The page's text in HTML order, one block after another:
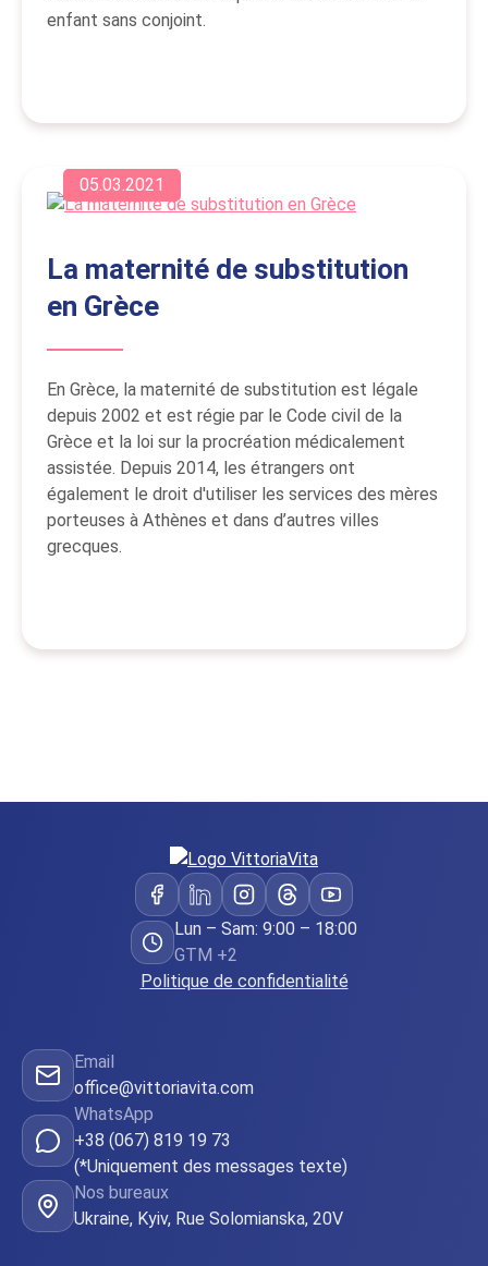
enfant sans conjoint.
05.03.2021
La maternité de substitution
en Grèce
En Grèce, la maternité de substitution est légale
depuis 2002 et est régie par le Code civil de la
Grèce et la loi sur la procréation médicalement
assistée. Depuis 2014, les étrangers ont
également le droit d'utiliser les services des mères
porteuses à Athènes et dans d’autres villes
grecques.
Lun – Sam: 9:00 – 18:00
GTM +2
Politique de confidentialité
Email
office@vittoriavita.com
WhatsApp
+38 (067) 819 19 73
(*Uniquement des messages texte)
Nos bureaux
Ukraine, Kyiv, Rue Solomianska, 20V